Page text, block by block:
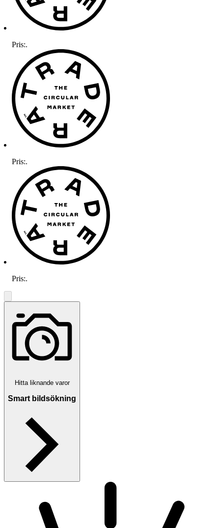
Pris:.
Pris:.
Pris:.
Hitta liknande varor
Smart bildsökning